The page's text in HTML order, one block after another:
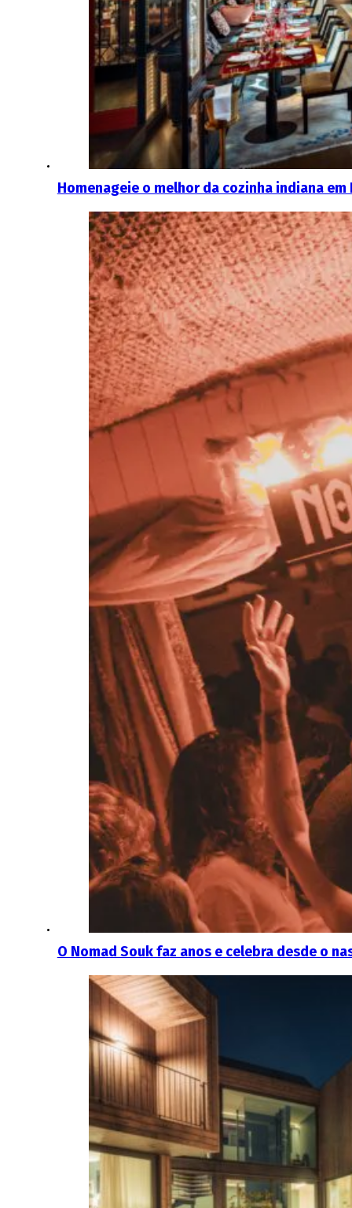
Homenageie o melhor da cozinha indiana
O Nomad Souk faz anos e celebra desde o